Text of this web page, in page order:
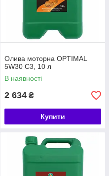
Олива моторна OPTIMAL
5W30 С3, 10 л
В наявності
2 634 ₴
Купити